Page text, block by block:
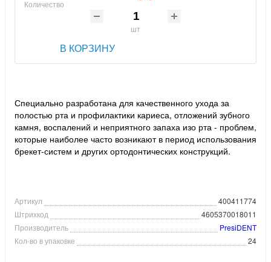
Количество
шт
В КОРЗИНУ
Специально разработана для качественного ухода за
полостью рта и профилактики кариеса, отложений зубного
камня, воспалений и неприятного запаха изо рта - проблем,
которые наиболее часто возникают в период использования
брекет-систем и других ортодонтических конструкций.
Артикул
400411774
Штрихкод
4605370018011
Производитель
PresiDENT
Кол-во в упаковке
24